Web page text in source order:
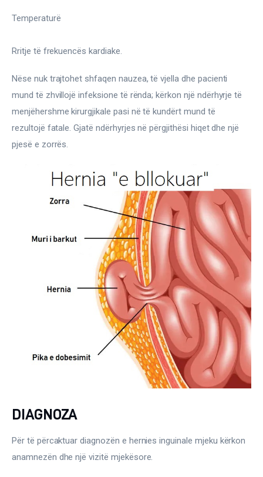
Temperaturë
Rritje të frekuencës kardiake.
Nëse nuk trajtohet shfaqen nauzea, të vjella dhe pacienti
mund të zhvillojë infeksione të rënda; kërkon një ndërhyrje të
menjëhershme kirurgjikale pasi në të kundërt mund të
rezultojë fatale. Gjatë ndërhyrjes në përgjithësi hiqet dhe një
pjesë e zorrës.
DIAGNOZA
Për të përcaktuar diagnozën e hernies inguinale mjeku kërkon
anamnezën dhe një vizitë mjekësore.